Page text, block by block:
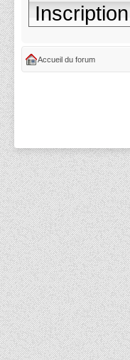
Inscription
Accueil du forum